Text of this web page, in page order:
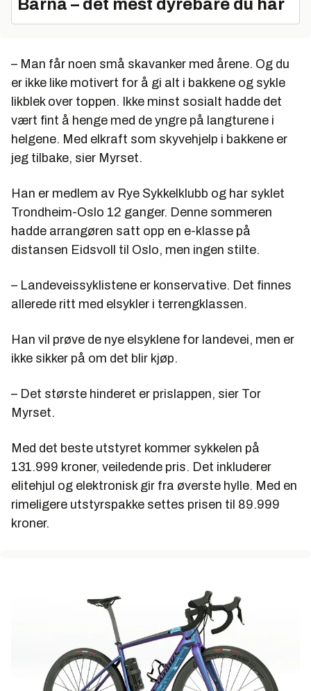
Barna – det mest dyrebare du har
– Man får noen små skavanker med årene. Og du
er ikke like motivert for å gi alt i bakkene og sykle
likblek over toppen. Ikke minst sosialt hadde det
vært fint å henge med de yngre på langturene i
helgene. Med elkraft som skyvehjelp i bakkene er
jeg tilbake, sier Myrset.
Han er medlem av Rye Sykkelklubb og har syklet
Trondheim-Oslo 12 ganger. Denne sommeren
hadde arrangøren satt opp en e-klasse på
distansen Eidsvoll til Oslo, men ingen stilte.
– Landeveissyklistene er konservative. Det finnes
allerede ritt med elsykler i terrengklassen.
Han vil prøve de nye elsyklene for landevei, men er
ikke sikker på om det blir kjøp.
– Det største hinderet er prislappen, sier Tor
Myrset.
Med det beste utstyret kommer sykkelen på
131.999 kroner, veiledende pris. Det inkluderer
elitehjul og elektronisk gir fra øverste hylle. Med en
rimeligere utstyrspakke settes prisen til 89.999
kroner.